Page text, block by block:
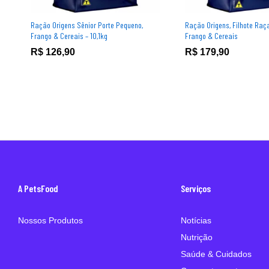
Ração Origens Sênior Porte Pequeno,
Frango & Cereais – 10,1kg
R$ 126,90
Ração Origens, Filhote
Frango & Cereais
R$ 179,90
A PetsFood
Nossos Produtos
Serviços
Notícias
Nutrição
Saúde & Cuidados